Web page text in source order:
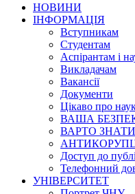
НОВИНИ
ІНФОРМАЦІЯ
Вступникам
Студентам
Аспірантам і
Викладачам
Вакансії
Документи
Цікаво про
ВАША
ВАРТО
Доступ до
Телефонний
УНІВЕРСИТЕТ